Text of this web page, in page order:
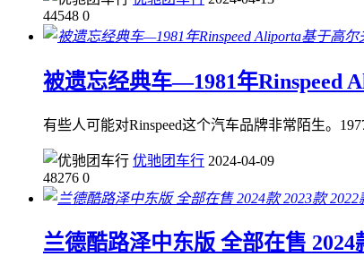
44548 0
被遗忘经典车—1981年Rinspeed
有些人可能对Rinspeed这个汽车品牌非常陌生。
优驰团车行 2024-04-09
48276 0
兰德酷路泽中东版 全部在售 2024